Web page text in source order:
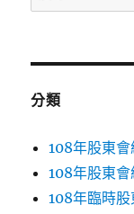
尋
鍵
分類
108年股東會
108年股東會
108年臨時